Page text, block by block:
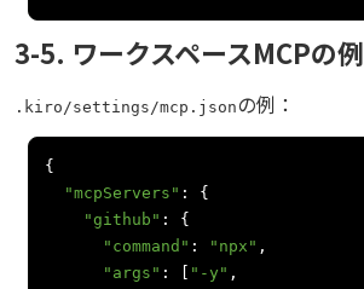
3-5. ワークスペースMCPの例
.kiro/settings/mcp.jsonの例：
{
"mcpServers" :
{
"github" :
{
"command" : "npx" ,
"args" : "-y" ,